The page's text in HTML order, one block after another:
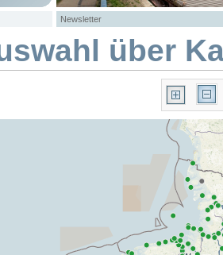
Newsletter
über